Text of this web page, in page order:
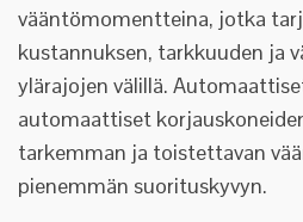
vääntömomentteina, jotka
kustannuksen, tarkkuuden ja
ylärajojen välillä.
automaattiset
tarkemman ja toistettavan
pienemmän suorituskyvyn.